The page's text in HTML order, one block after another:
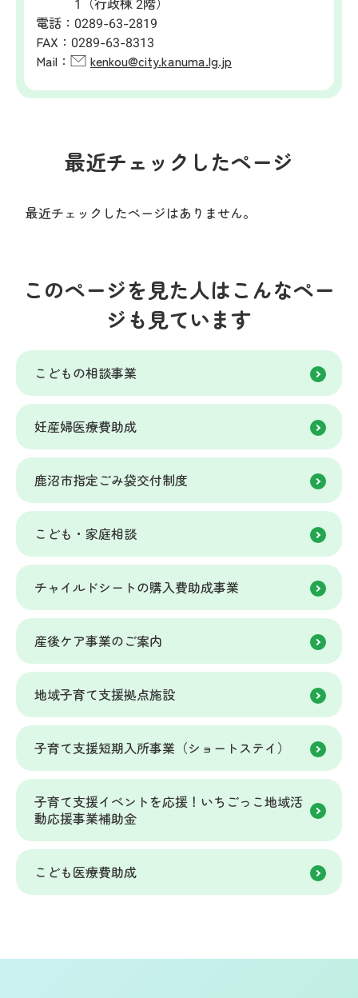
電話： 0289-63-2819
FAX： 0289-63-8313
Mail：
kenkou@city.kanuma.lg.jp
最近チェックしたページ
最近チェックしたページはありません。
このページを見た人はこんなペー
ジも見ています
こどもの相談事業
妊産婦医療費助成
鹿沼市指定ごみ袋交付制度
こども・家庭相談
チャイルドシートの購入費助成事業
産後ケア事業のご案内
地域子育て支援拠点施設
子育て支援短期入所事業（ショートステイ）
子育て支援イベントを応援！いちごっこ地域活
動応援事業補助金
こども医療費助成